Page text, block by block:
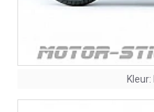
Kleur: